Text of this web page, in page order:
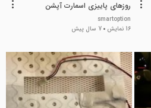
روزهای پاییزی اسمارت آپشن
smartoption
16 نمایش
7 سال پیش